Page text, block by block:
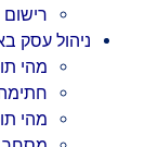
ניהול עסק
מהי
מהי